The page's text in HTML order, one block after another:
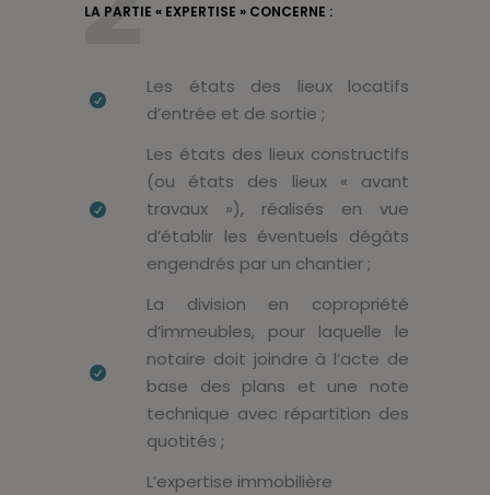
LA PARTIE « EXPERTISE » CONCERNE :
Les états des lieux locatifs
d’entrée et de sortie ;
Les états des lieux constructifs
(ou états des lieux « avant
travaux »), réalisés en vue
d’établir les éventuels dégâts
engendrés par un chantier ;
La division en copropriété
d’immeubles, pour laquelle le
notaire doit joindre à l’acte de
base des plans et une note
technique avec répartition des
quotités ;
L’expertise immobilière